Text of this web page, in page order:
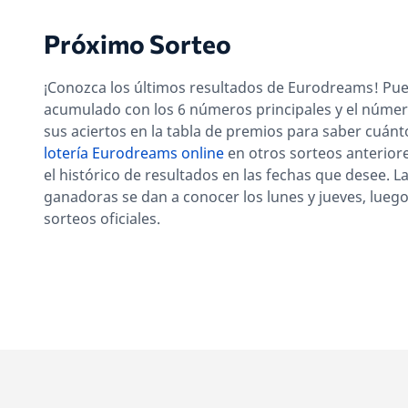
Próximo Sorteo
¡Conozca los últimos resultados de Eurodreams!
acumulado con los 6 números principales y el
sus aciertos en la tabla de premios para saber
lotería Eurodreams online en otros sorteos
el histórico de resultados en las fechas que desee.
ganadoras se dan a conocer los lunes y jueves,
sorteos oficiales.